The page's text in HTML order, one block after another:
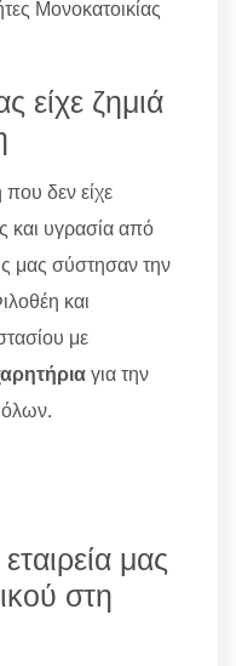
Μονοκατοικίας
είχε ζημιά
δεν είχε
και υγρασία από
μας σύστησαν την
και
με
για την
όλων.
μας
στη